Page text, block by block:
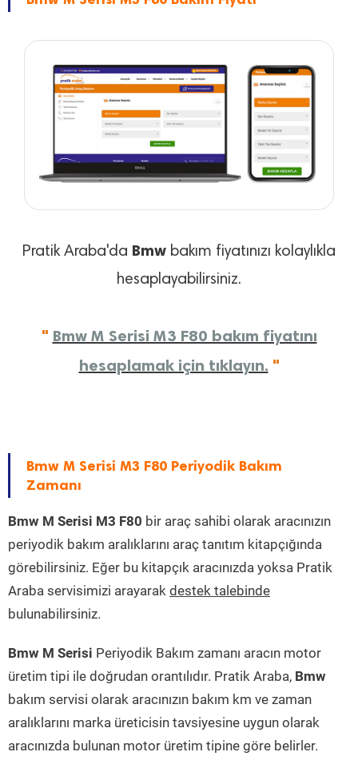
Pratik Araba'da Bmw bakım fiyatınızı kolaylıkla
hesaplayabilirsiniz.
" Bmw M Serisi M3 F80 bakım fiyatını
hesaplamak için tıklayın. "
Bmw M Serisi M3 F80 Periyodik Bakım
Zamanı
Bmw M Serisi M3 F80 bir araç sahibi olarak aracınızın
periyodik bakım aralıklarını araç tanıtım kitapçığında
görebilirsiniz. Eğer bu kitapçık aracınızda yoksa Pratik
Araba servisimizi arayarak destek talebinde
bulunabilirsiniz.
Bmw M Serisi Periyodik Bakım zamanı aracın motor
üretim tipi ile doğrudan orantılıdır. Pratik Araba, Bmw
bakım servisi olarak aracınızın bakım km ve zaman
aralıklarını marka üreticisin tavsiyesine uygun olarak
aracınızda bulunan motor üretim tipine göre belirler.